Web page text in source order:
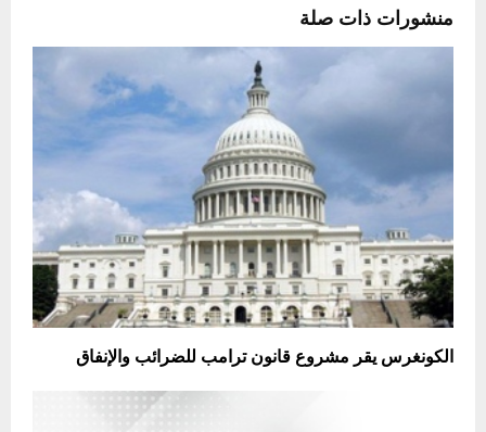
منشورات ذات صلة
الكونغرس يقر مشروع قانون ترامب للضرائب والإنفاق